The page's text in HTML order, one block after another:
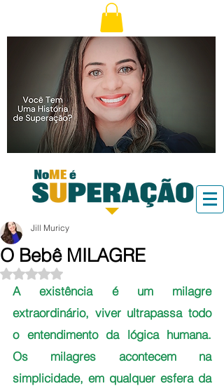
O Bebê MILAGRE
Jill Muricy
Avaliado com NaN de 5 estrelas.
A existência é um milagre
extraordinário, viver ultrapassa todo
o entendimento da lógica humana.
Os milagres acontecem na
simplicidade, em qualquer esfera da